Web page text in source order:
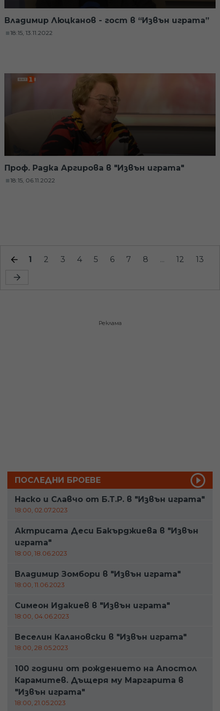
Владимир Люцканов - гост в “Извън играта”
18:15, 13.11.2022
Проф. Радка Аргирова в "Извън играта"
18:15, 06.11.2022
1 2 3 4 5 6 7 8 ... 12 13
Реклама
ПОСЛЕДНИ БРОЕВЕ
Наско и Славчо от Б.Т.Р. в "Извън играта"
18:00, 02.07.2023
Актрисата Деси Бакърджиева в "Извън
играта"
18:00, 18.06.2023
Владимир Зомбори в "Извън играта"
18:00, 11.06.2023
Симеон Идакиев в "Извън играта"
18:00, 04.06.2023
Веселин Калановски в "Извън играта"
18:00, 28.05.2023
100 години от рождението на Апостол
Карамитев. Дъщеря му Маргарита в
"Извън играта"
18:00, 21.05.2023